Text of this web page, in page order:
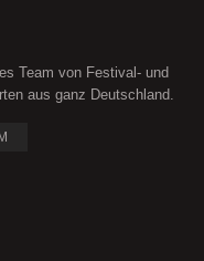
Team von Festival- und
aus ganz Deutschland.